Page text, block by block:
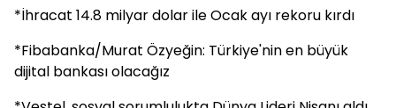
*İhracat 14.8 milyar dolar ile Ocak ayı rekoru kırdı
*Fibabanka/Murat Özyeğin: Türkiye'nin en büyük
dijital bankası olacağız